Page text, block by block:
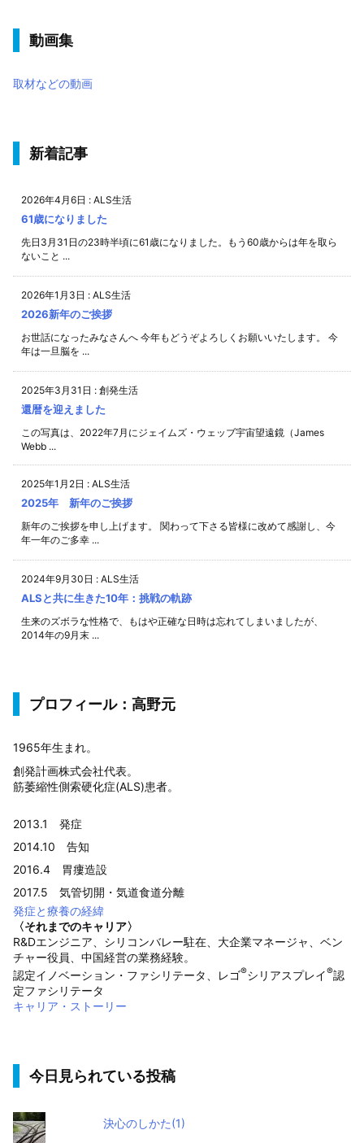
動画集
取材などの動画
新着記事
2026年4月6日 : ALS生活
61歳になりました
先日3月31日の23時半頃に61歳になりました。もう60歳からは年を取ら
ないこと ...
2026年1月3日 : ALS生活
2026新年のご挨拶
お世話になったみなさんへ 今年もどうぞよろしくお願いいたします。 今
年は一旦脳を ...
2025年3月31日 : 創発生活
還暦を迎えました
この写真は、2022年7月にジェイムズ・ウェッブ宇宙望遠鏡（James
Webb ...
2025年1月2日 : ALS生活
2025年 新年のご挨拶
新年のご挨拶を申し上げます。 関わって下さる皆様に改めて感謝し、今
年一年のご多幸 ...
2024年9月30日 : ALS生活
ALSと共に生きた10年：挑戦の軌跡
生来のズボラな性格で、もはや正確な日時は忘れてしまいましたが、
2014年の9月末 ...
プロフィール：高野元
1965年生まれ。
創発計画株式会社代表。
筋萎縮性側索硬化症(ALS)患者。
2013.1 発症
2014.10 告知
2016.4 胃瘻造設
2017.5 気管切開・気道食道分離
発症と療養の経緯
〈それまでのキャリア〉
R&Dエンジニア、シリコンバレー駐在、大企業マネージャ、ベン
チャー役員、中国経営の業務経験。
認定イノベーション・ファシリテータ、レゴ®シリアスプレイ®認
定ファシリテータ
キャリア・ストーリー
今日見られている投稿
決心のしかた(1)